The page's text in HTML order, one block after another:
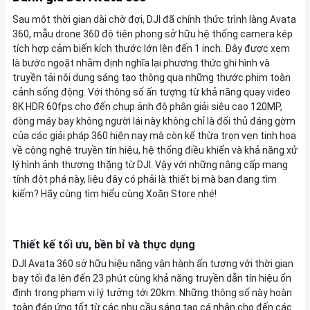
Sau một thời gian dài chờ đợi, DJI đã chính thức trình làng Avata
360, mẫu drone 360 độ tiên phong sở hữu hệ thống camera kép
tích hợp cảm biến kích thước lớn lên đến 1 inch. Đây được xem
là bước ngoặt nhằm định nghĩa lại phương thức ghi hình và
truyền tải nội dung sáng tạo thông qua những thước phim toàn
cảnh sống động. Với thông số ấn tượng từ khả năng quay video
8K HDR 60fps cho đến chụp ảnh độ phân giải siêu cao 120MP,
dòng máy bay không người lái này không chỉ là đối thủ đáng gờm
của các giải pháp 360 hiện nay mà còn kế thừa trọn vẹn tinh hoa
về công nghệ truyền tín hiệu, hệ thống điều khiển và khả năng xử
lý hình ảnh thượng thặng từ DJI. Vậy với những nâng cấp mang
tính đột phá này, liệu đây có phải là thiết bị mà bạn đang tìm
kiếm? Hãy cùng tìm hiểu cùng Xoăn Store nhé!
Thiết kế tối ưu, bền bỉ và thực dụng
DJI Avata 360 sở hữu hiệu năng vận hành ấn tượng với thời gian
bay tối đa lên đến 23 phút cùng khả năng truyền dẫn tín hiệu ổn
định trong phạm vi lý tưởng tới 20km. Những thông số này hoàn
toàn đáp ứng tốt từ các nhu cầu sáng tạo cá nhân cho đến các